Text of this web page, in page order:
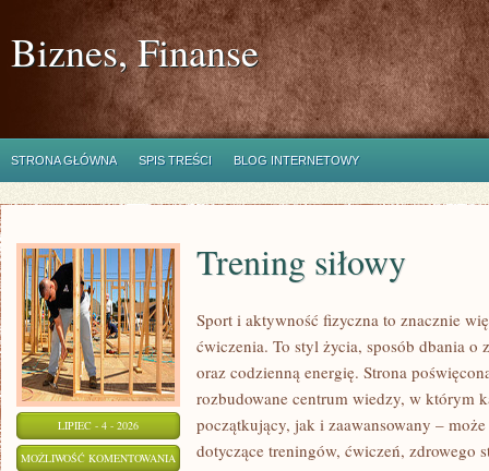
Biznes, Finanse
STRONA GŁÓWNA SPIS TREŚCI BLOG INTERNETOWY
LIPIEC - 4 - 2026
MOŻLIWOŚĆ KOMENTOWANIA TRENING
Trening siłowy
Sport i aktywność fizyczna to znacznie
ćwiczenia. To styl życia, sposób dbania o
oraz codzienną energię. Strona
rozbudowane centrum wiedzy, w którym
początkujący, jak i zaawansowany –
dotyczące treningów, ćwiczeń, zdrowego